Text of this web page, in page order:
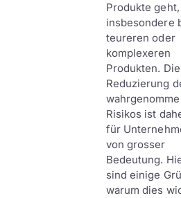
Produkte geht,
insbesondere
teureren oder
komplexeren
Produkten. Die
Reduzierung
Risikos ist
für
von grosser
Bedeutung.
sind einige
warum dies